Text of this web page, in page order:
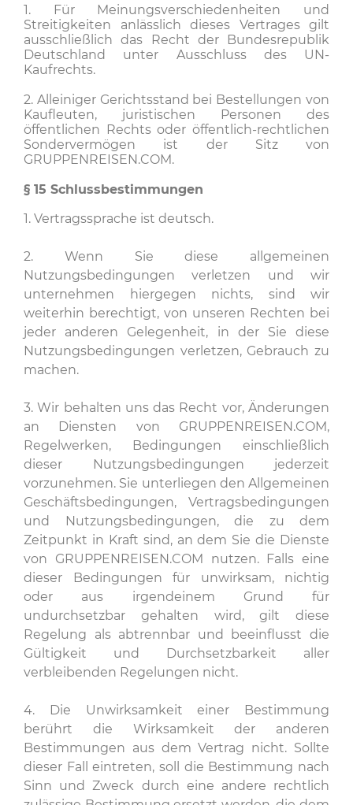
1. Für Meinungsverschiedenheiten und
Streitigkeiten anlässlich dieses Vertrages gilt
ausschließlich das Recht der Bundesrepublik
Deutschland unter Ausschluss des UN-
Kaufrechts.
2. Alleiniger Gerichtsstand bei Bestellungen von
Kaufleuten, juristischen Personen des
öffentlichen Rechts oder öffentlich-rechtlichen
Sondervermögen ist der Sitz von
GRUPPENREISEN.COM.
§ 15 Schlussbestimmungen
1. Vertragssprache ist deutsch.
2. Wenn Sie diese allgemeinen
Nutzungsbedingungen verletzen und wir
unternehmen hiergegen nichts, sind wir
weiterhin berechtigt, von unseren Rechten bei
jeder anderen Gelegenheit, in der Sie diese
Nutzungsbedingungen verletzen, Gebrauch zu
machen.
3. Wir behalten uns das Recht vor, Änderungen
an Diensten von GRUPPENREISEN.COM,
Regelwerken, Bedingungen einschließlich
dieser Nutzungsbedingungen jederzeit
vorzunehmen. Sie unterliegen den Allgemeinen
Geschäftsbedingungen, Vertragsbedingungen
und Nutzungsbedingungen, die zu dem
Zeitpunkt in Kraft sind, an dem Sie die Dienste
von GRUPPENREISEN.COM nutzen. Falls eine
dieser Bedingungen für unwirksam, nichtig
oder aus irgendeinem Grund für
undurchsetzbar gehalten wird, gilt diese
Regelung als abtrennbar und beeinflusst die
Gültigkeit und Durchsetzbarkeit aller
verbleibenden Regelungen nicht.
4. Die Unwirksamkeit einer Bestimmung
berührt die Wirksamkeit der anderen
Bestimmungen aus dem Vertrag nicht. Sollte
dieser Fall eintreten, soll die Bestimmung nach
Sinn und Zweck durch eine andere rechtlich